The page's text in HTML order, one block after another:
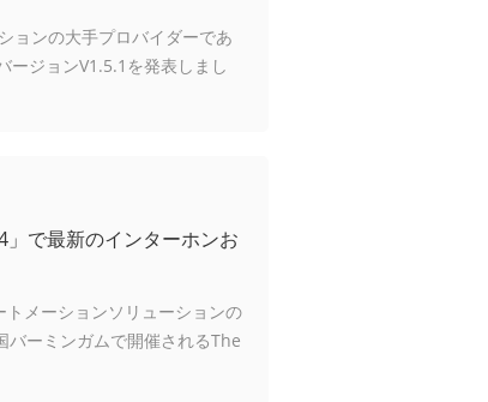
ョンの大手プロバイダーであ
ージョンV1.5.1を発表しまし
ーマンスを向上させることを
で最新のインターホンお
メーションソリューションの
バーミンガムで開催されるThe
。